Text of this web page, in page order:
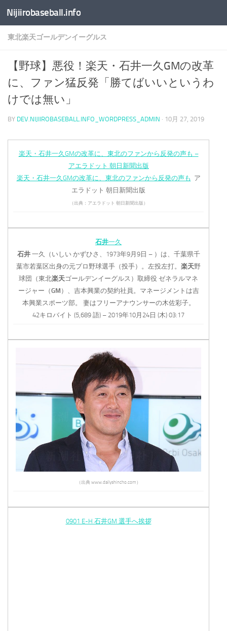
コンテンツへスキップ
Nijiirobaseball.info
東北楽天ゴールデンイーグルス
【野球】悪役！楽天・石井一久GMの改革
に、ファン猛反発「勝てばいいというわ
けでは無い」
BY DEV.NIJIIROBASEBALL.INFO_WORDPRESS_ADMIN · 10月 27, 2019
楽天・石井一久GMの改革に、東北のファンから反発の声も –
アエラドット 朝日新聞出版
楽天・石井一久GMの改革に、東北のファンから反発の声も ア
エラドット 朝日新聞出版
（出典：アエラドット 朝日新聞出版）
石井一久
石井一久（いしい かずひさ、1973年9月9日 – ）は、千葉県千
葉市若葉区出身の元プロ野球選手（投手）。左投左打。 楽天野
球団（東北楽天ゴールデンイーグルス）取締役 ゼネラルマネ
ージャー（GM ）、吉本興業の契約社員。マネージメントは吉
本興業スポーツ部。 妻はフリーアナウンサーの木佐彩子。
42キロバイト (5,689 語) – 2019年10月24日 (木) 03:17
（出典 www.dailyshincho.com）
0901 E-H 石井GM 選手へ挨拶